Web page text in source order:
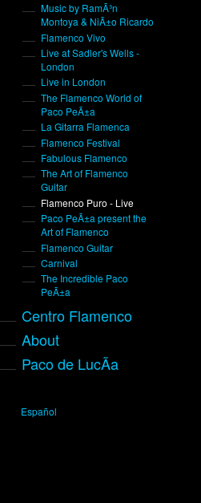
Music by RamÃ³n
Montoya & NiÃ±o Ricardo
Flamenco Vivo
Live at Sadler's Wells -
London
Live in London
The Flamenco World of
Paco PeÃ±a
La Gitarra Flamenca
Flamenco Festival
Fabulous Flamenco
The Art of Flamenco
Guitar
Flamenco Puro - Live
Paco PeÃ±a present the
Art of Flamenco
Flamenco Guitar
Carnival
The Incredible Paco
PeÃ±a
Centro Flamenco
About
Paco de LucÃ­a
Español